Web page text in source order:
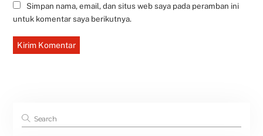
Simpan nama, email, dan situs web saya pada peramban ini
untuk komentar saya berikutnya.